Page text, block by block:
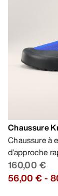
Chaussure
Chaussure à
d’approche
160,00 €
56,00 €-